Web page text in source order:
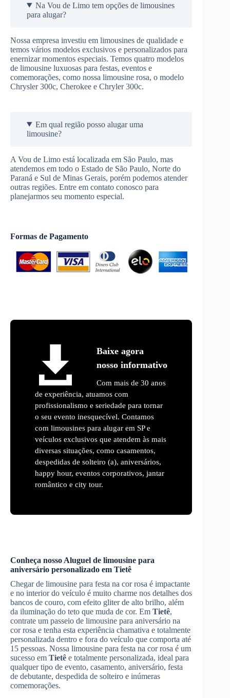
Na Vou de Limo tem opções de limousines
para alugar?
Nossa empresa investiu em limousines de qualidade e
temos vários modelos exclusivos e personalizados para
enernizar momentos especiais. Temos quatro modelos
de limousine luxuosas para festas, eventos e
comemorações, como nossa limousine rosa, o modelo
Chrysler 300c, Cherokee e Chryler 300c.
Em qual região posso alugar uma
limousine?
A Vou de Limo está localizada em São Paulo, mas
atendemos em todo o Estado de São Paulo, Norte do
Paraná e Sul de Minas Gerais, porém podemos atender
outras regiões. Entre em contato conosco para
planejarmos seu momento especial.
Formas de Pagamento
Baixe agora
nosso informativo
Com mais de 30 anos
de experiência, atuamos com
profissionalismo e seriedade para tornar
o seu evento inesquecível. Contamos
com limousines para alugar em SP e
veículos exclusivos que atendem às mais
diversas situações, como casamentos,
despedidas de solteiro (a), aniversários,
happy hour, eventos corporativos, jantar
romântico e city tour.
Conheça nosso Aluguel de limousine para
aniversário personalizado em Tietê
Chegar de limousine para festa na cor rosa é impactante
e no interior do veículo é muito charme nos detalhes dos
bancos de couro, com efeito gliter de alto brilho, além
da iluminação do teto que muda de cor. Em Tietê,
contrate um passeio de limousine para aniversário na
cor rosa e tenha esta experiência chamativa e totalmente
personalizada dentro e fora do veículo que comporta até
15 pessoas. Nossa limousine para festa na cor rosa é um
sucesso em Tietê e totalmente personalizada, ideal para
qualquer tipo de evento, casamento, aniversário, festa
de debutante, despedida de solteiro e inúmeras
comemorações.